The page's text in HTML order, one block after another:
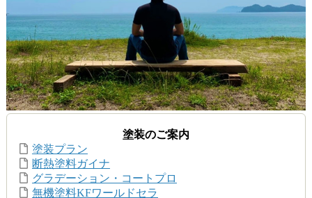
塗装のご案内
塗装プラン
断熱塗料ガイナ
グラデーション・コートプロ
無機塗料KFワールドセラ